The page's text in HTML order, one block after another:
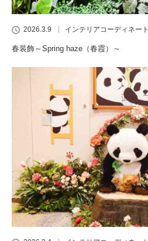
2026.3.9 インテリアコーディネート
春装飾～Spring haze（春霞）～